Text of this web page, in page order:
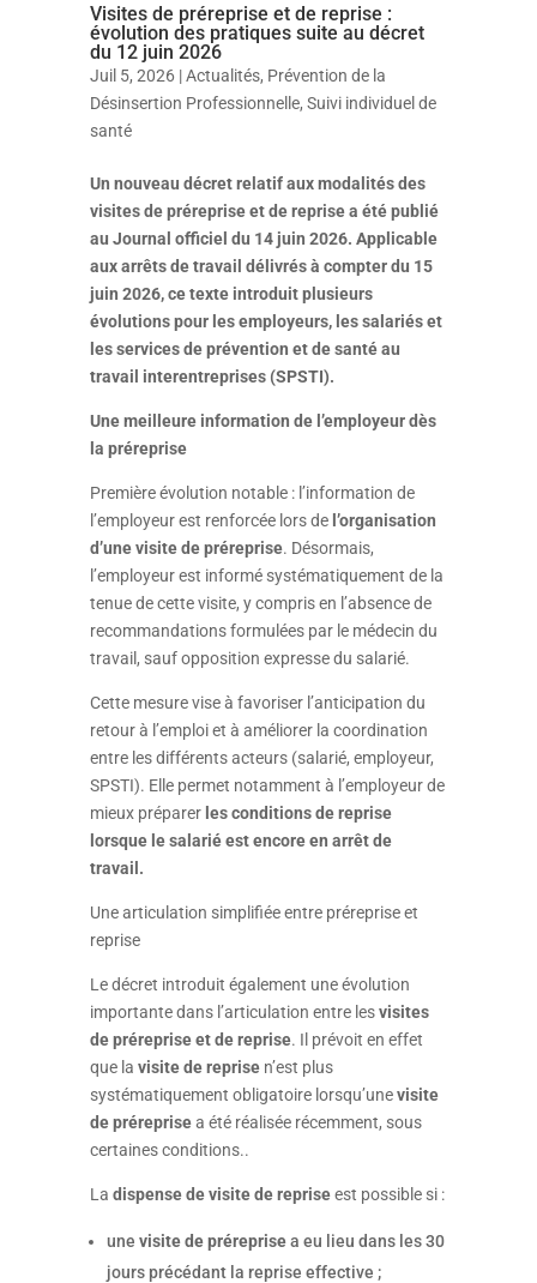
Visites de préreprise et de reprise :
évolution des pratiques suite au décret
du 12 juin 2026
Juil 5, 2026|Actualités, Prévention de la
Désinsertion Professionnelle, Suivi individuel de
santé
Un nouveau décret relatif aux modalités des
visites de préreprise et de reprise a été publié
au Journal officiel du 14 juin 2026. Applicable
aux arrêts de travail délivrés à compter du 15
juin 2026, ce texte introduit plusieurs
évolutions pour les employeurs, les salariés et
les services de prévention et de santé au
travail interentreprises (SPSTI).
Une meilleure information de l’employeur dès
la préreprise
Première évolution notable : l’information de
l’employeur est renforcée lors de l’organisation
d’une visite de préreprise. Désormais,
l’employeur est informé systématiquement de la
tenue de cette visite, y compris en l’absence de
recommandations formulées par le médecin du
travail, sauf opposition expresse du salarié.
Cette mesure vise à favoriser l’anticipation du
retour à l’emploi et à améliorer la coordination
entre les différents acteurs (salarié, employeur,
SPSTI). Elle permet notamment à l’employeur de
mieux préparer les conditions de reprise
lorsque le salarié est encore en arrêt de
travail.
Une articulation simplifiée entre préreprise et
reprise
Le décret introduit également une évolution
importante dans l’articulation entre lesvisites
de préreprise et de reprise. Il prévoit en effet
que la visite de reprisen’est plus
systématiquement obligatoire lorsqu’unevisite
de préreprisea été réalisée récemment, sous
certaines conditions..
La dispense de visite de repriseest possible si :
une visite de préreprisea eu lieu dans les 30
jours précédant la reprise effective ;